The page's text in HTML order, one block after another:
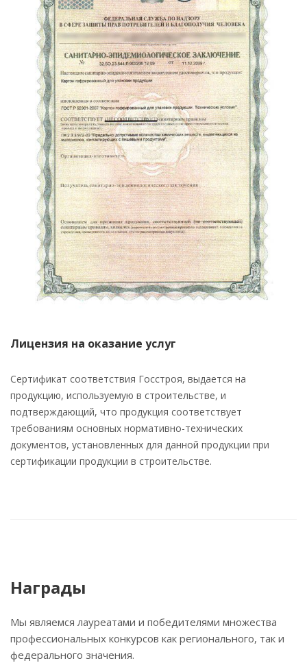
Лицензия на оказание услуг
Сертификат соответствия Госстроя, выдается на
продукцию, используемую в строительстве, и
подтверждающий, что продукция соответствует
требованиям основных нормативно-технических
документов, установленных для данной продукции при
сертификации продукции в строительстве.
Награды
Мы являемся лауреатами и победителями множества
профессиональных конкурсов как регионального, так и
федерального значения.